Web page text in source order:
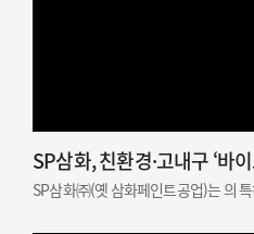
SP삼화, 친환경·고내구 ‘바
SP삼화㈜(옛 삼화페인트공업)는 의